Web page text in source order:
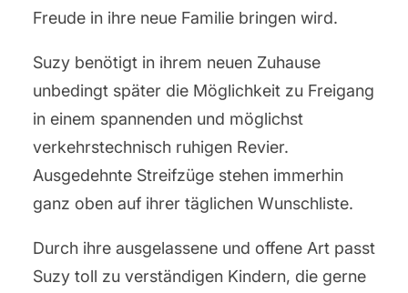
Freude in ihre neue Familie bringen wird.
Suzy benötigt in ihrem neuen Zuhause
unbedingt später die Möglichkeit zu Freigang
in einem spannenden und möglichst
verkehrstechnisch ruhigen Revier.
Ausgedehnte Streifzüge stehen immerhin
ganz oben auf ihrer täglichen Wunschliste.
Durch ihre ausgelassene und offene Art passt
Suzy toll zu verständigen Kindern, die gerne